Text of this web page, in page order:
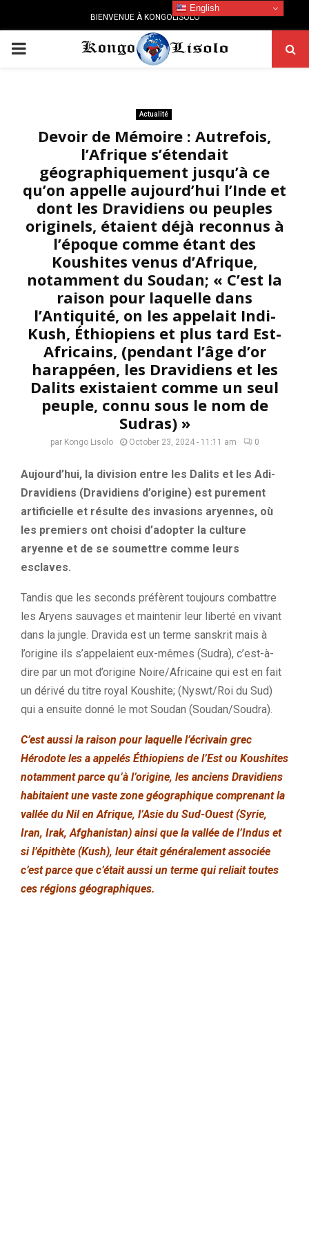
BIENVENUE À KONGOLISOLO
PRIMARY
Actualité
Devoir de Mémoire : Autrefois,
l’Afrique s’étendait
géographiquement jusqu’à ce
qu’on appelle aujourd’hui l’Inde et
dont les Dravidiens ou peuples
originels, étaient déjà reconnus à
l’époque comme étant des
Koushites venus d’Afrique,
notamment du Soudan; « C’est la
raison pour laquelle dans
l’Antiquité, on les appelait Indi-
Kush, Éthiopiens et plus tard Est-
Africains, (pendant l’âge d’or
harappéen, les Dravidiens et les
Dalits existaient comme un seul
peuple, connu sous le nom de
Sudras) »
par Kongo Lisolo October 23, 2024 - 11:11 am 0
Aujourd’hui, la division entre les Dalits et les Adi-
Dravidiens (Dravidiens d’origine) est purement
artificielle et résulte des invasions aryennes, où
les premiers ont choisi d’adopter la culture
aryenne et de se soumettre comme leurs
esclaves.
Tandis que les seconds préfèrent toujours combattre
les Aryens sauvages et maintenir leur liberté en vivant
dans la jungle. Dravida est un terme sanskrit mais à
l’origine ils s’appelaient eux-mêmes (Sudra), c’est-à-
dire par un mot d’origine Noire/Africaine qui est en fait
un dérivé du titre royal Koushite; (Nyswt/Roi du Sud)
qui a ensuite donné le mot Soudan (Soudan/Soudra).
C’est aussi la raison pour laquelle l’écrivain grec
Hérodote les a appelés Éthiopiens de l’Est ou Koushites
notamment parce qu’à l’origine, les anciens Dravidiens
habitaient une vaste zone géographique comprenant la
vallée du Nil en Afrique, l’Asie du Sud-Ouest (Syrie,
Iran, Irak, Afghanistan) ainsi que la vallée de l’Indus et
si l’épithète (Kush), leur était généralement associée
c’est parce que c’était aussi un terme qui reliait toutes
ces régions géographiques.
English